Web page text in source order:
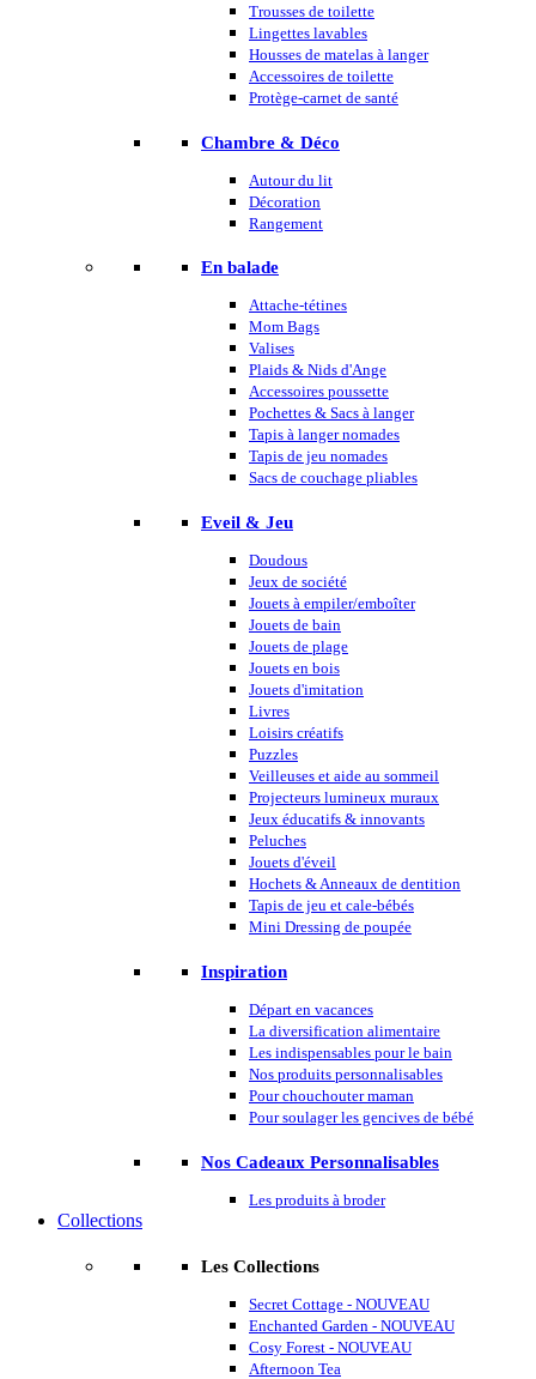
Trousses de toilette
Lingettes lavables
Housses de matelas à langer
Accessoires de toilette
Protège-carnet de santé
Chambre & Déco
Autour du lit
Décoration
Rangement
En balade
Attache-tétines
Mom Bags
Valises
Plaids & Nids d'Ange
Accessoires poussette
Pochettes & Sacs à langer
Tapis à langer nomades
Tapis de jeu nomades
Sacs de couchage pliables
Eveil & Jeu
Doudous
Jeux de société
Jouets à empiler/emboîter
Jouets de bain
Jouets de plage
Jouets en bois
Jouets d'imitation
Livres
Loisirs créatifs
Puzzles
Veilleuses et aide au sommeil
Projecteurs lumineux muraux
Jeux éducatifs & innovants
Peluches
Jouets d'éveil
Hochets & Anneaux de dentition
Tapis de jeu et cale-bébés
Mini Dressing de poupée
Inspiration
Départ en vacances
La diversification alimentaire
Les indispensables pour le bain
Nos produits personnalisables
Pour chouchouter maman
Pour soulager les gencives de bébé
Nos Cadeaux Personnalisables
Les produits à broder
Collections
Les Collections
Secret Cottage - NOUVEAU
Enchanted Garden - NOUVEAU
Cosy Forest - NOUVEAU
Afternoon Tea